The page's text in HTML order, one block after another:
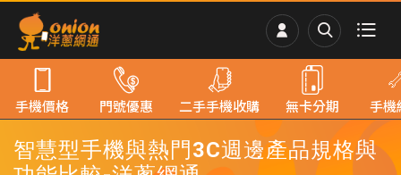
智慧型手機與熱門3C週邊產品規格與
手機價格 門號優惠 二手手機收購 無卡分期 手機